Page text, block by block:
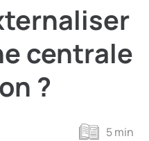
centrale
?
5 min